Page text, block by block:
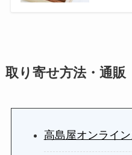
取り寄せ方法・通販
高島屋オンライン